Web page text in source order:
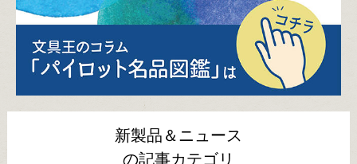
新製品＆ニュース
の記事カテゴリ